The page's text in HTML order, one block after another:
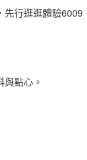
先行逛逛體驗6009
點心。